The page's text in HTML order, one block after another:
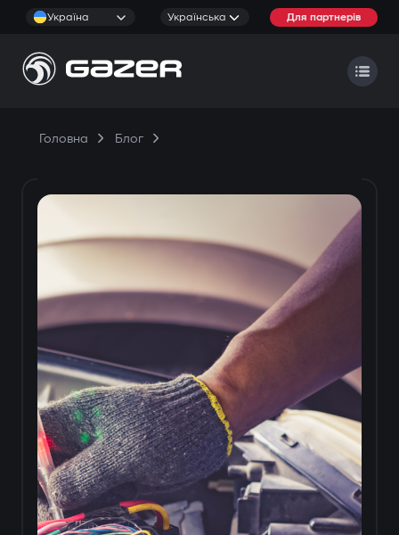
Україна Українська Для партнерів
Головна Блог